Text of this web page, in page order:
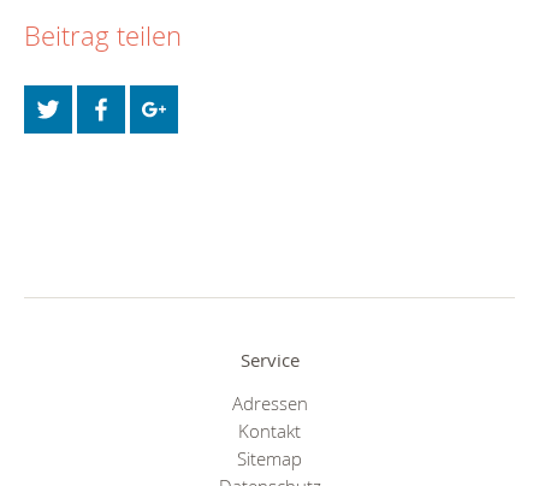
Beitrag teilen
Service
Adressen
Kontakt
Sitemap